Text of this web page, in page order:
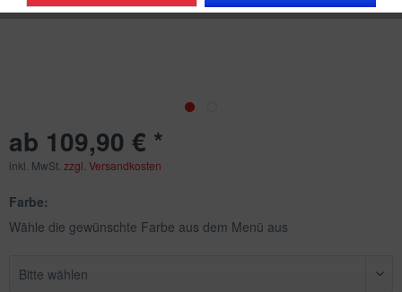
ab 109,90 € *
inkl. MwSt. zzgl. Versandkosten
Farbe:
Wähle die gewünschte Farbe aus dem Menü aus